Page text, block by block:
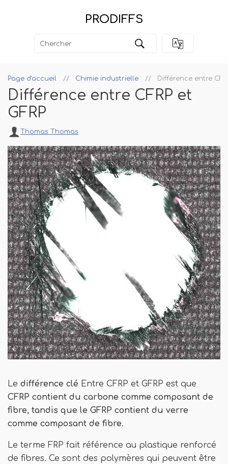
PRODIFFS
Page d'accueil Chimie industrielle Différence entre
Différence entre CFRP et
GFRP
Thomas Thomas
Le différence clé Entre CFRP et GFRP est que
CFRP contient du carbone comme composant de
fibre, tandis que le GFRP contient du verre
comme composant de fibre.
Le terme FRP fait référence au plastique renforcé
de fibres. Ce sont des polymères qui peuvent être